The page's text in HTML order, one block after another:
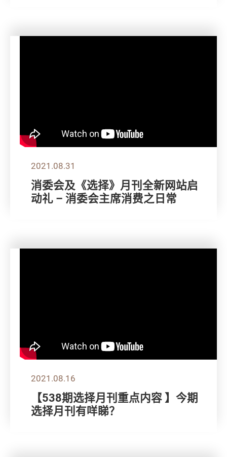
2021.08.31
消委会及《选择》月刊全新网站启
动礼 – 消委会主席消费之日常
2021.08.16
【538期选择月刊重点内容 】今期
选择月刊有咩睇？